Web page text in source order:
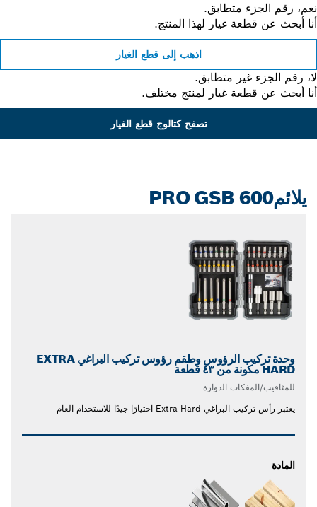
رقم الجزء متطابق.
أبحث عن قطعة غيار لهذا المنتج.
اذهب إلى قطع الغيار
رقم الجزء غير متطابق.
أبحث عن قطعة غيار لمنتج مختلف.
تصفح كتالوج قطع الغيار
يلائمPRO GSB 600
وحدة تركيب الرؤوس وطقم رؤوس تركيب البراغي EXTRA
HARD مكونة من ٤٣ قطعة
للمثاقيب/المفكات الدوارة
يعتبر رأس تركيب البراغي Extra Hard اختيارًا جيدًا للاستخدام العام
المادة